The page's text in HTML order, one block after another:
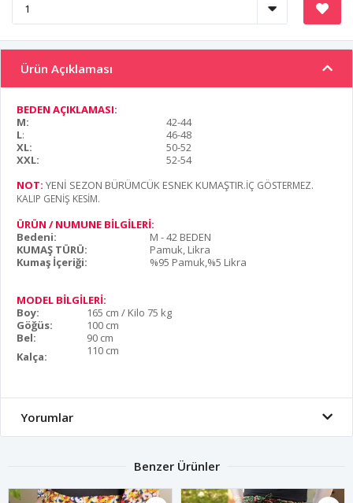
Ürün Açıklaması
BEDEN AÇIKLAMASI:
M:
42-44
L:
46-48
XL:
50-52
XXL:
52-54
NOT: YENİ SEZON BÜRÜMCÜK ESNEK KUMAŞTIR.İÇ GÖSTERMEZ.
KALIP GENİŞ KESİM.
ÜRÜN / NUMUNE BİLGİLERİ:
Bedeni:
M - 42 BEDEN
KUMAŞ TÜRÜ:
Pamuk, Likra
Kumaş İçeriği:
%95 Pamuk,%5 Likra
MODEL BİLGİLERİ:
Boy:
165 cm / Kilo 75 kg
Göğüs:
100 cm
Bel:
90 cm
Kalça:
110 cm
Yorumlar
Benzer Ürünler